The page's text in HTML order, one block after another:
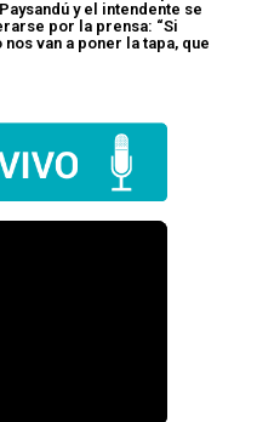
y el intendente se
por la prensa: “Si
van a poner la tapa, que